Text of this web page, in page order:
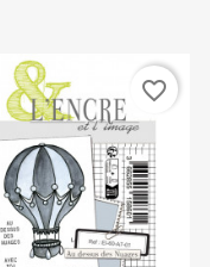
favorite_border